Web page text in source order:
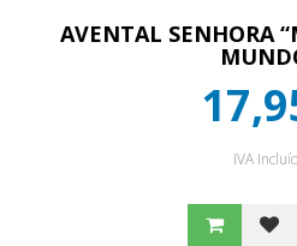
AVENTAL SENHORA
IVA